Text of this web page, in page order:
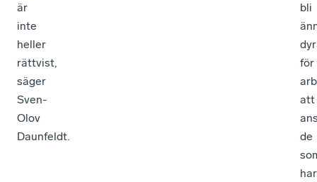
är
inte
heller
rättvist,
säger
Sven-
Olov
Daunfeldt.
bli
för
att
de
har